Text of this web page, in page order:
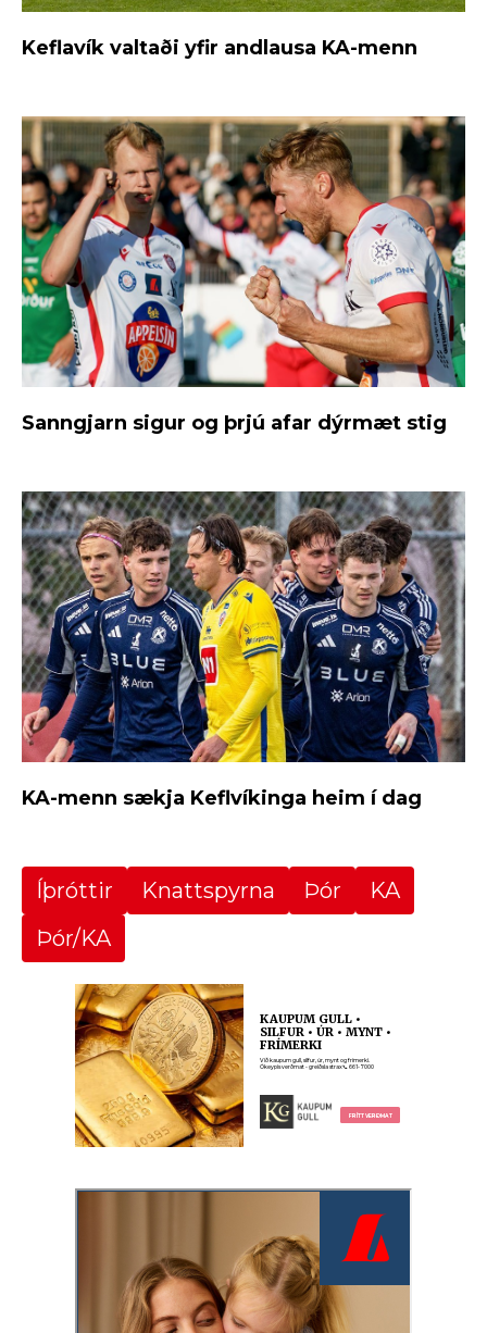
Keflavík valtaði yfir andlausa KA-menn
Sanngjarn sigur og þrjú afar dýrmæt stig
KA-menn sækja Keflvíkinga heim í dag
Íþróttir Knattspyrna Þór
KA
Þór/KA